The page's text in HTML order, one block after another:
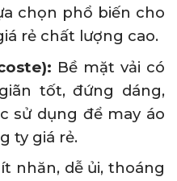
chọn phổ biến cho
rẻ chất lượng cao.
Bề mặt vải có
tốt, đứng dáng,
sử dụng để may áo
ty giá rẻ.
nhăn, dễ ủi, thoáng